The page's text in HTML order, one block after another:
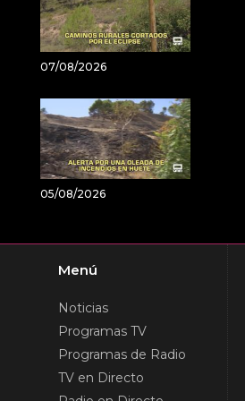
07/08/2026
05/08/2026
Menú
Noticias
Programas TV
Programas de Radio
TV en Directo